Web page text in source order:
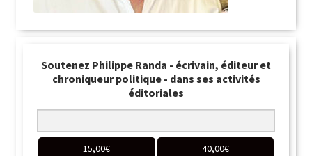
Soutenez Philippe Randa - écrivain, éditeur et
chroniqueur politique - dans ses activités
éditoriales
15,00€ 40,00€